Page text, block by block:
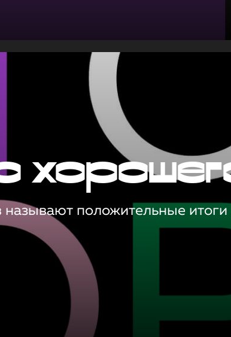
называют положительные